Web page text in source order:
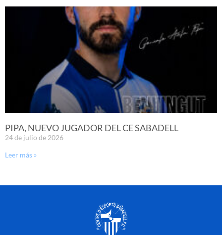
PIPA, NUEVO JUGADOR DEL CE SABADELL
24 de julio de 2026
Leer más »